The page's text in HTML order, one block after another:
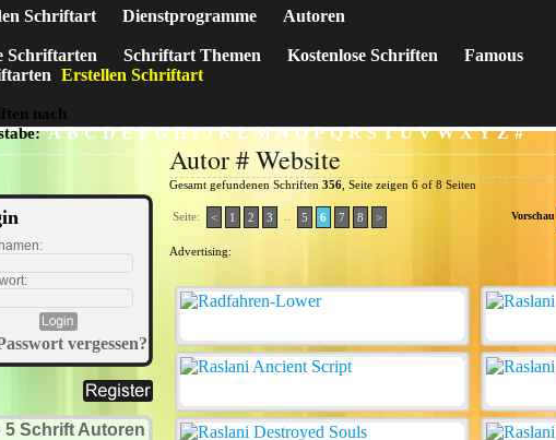
Schriftart Dienstprogramme Autoren
Schriftarten Schriftart Themen Kostenlose Schriften
Famous
Erstellen Schriftart
nach
A B C D E F G H I J K L M N O P Q R S T U V W X Y Z #
vergessen?
5 Schrift Autoren
Autor # Website
Gesamt gefundenen Schriften 356 , Seite zeigen 6 of 8 Seiten
Seite: < 1 2 3 5 6 7 8 > Vorschau
Advertising: